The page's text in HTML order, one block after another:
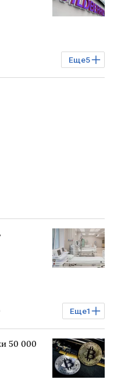
Еще5
Visa
Еще1
50 000